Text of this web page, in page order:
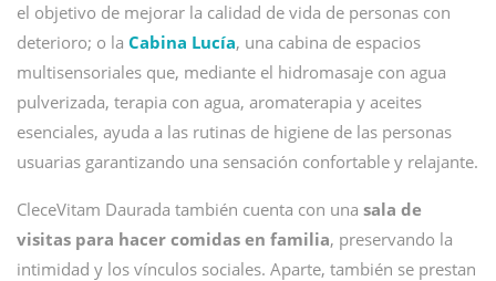
el objetivo de mejorar la calidad de vida de personas con
deterioro; o la Cabina Lucía, una cabina de espacios
multisensoriales que, mediante el hidromasaje con agua
pulverizada, terapia con agua, aromaterapia y aceites
esenciales, ayuda a las rutinas de higiene de las personas
usuarias garantizando una sensación confortable y relajante.
CleceVitam Daurada también cuenta con una sala de
visitas para hacer comidas en familia, preservando la
intimidad y los vínculos sociales. Aparte, también se prestan